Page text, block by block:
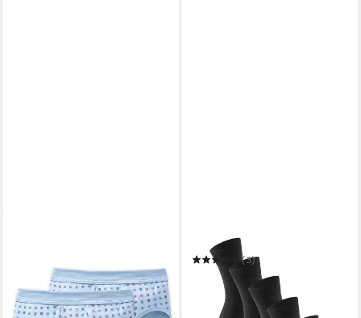
Socken Bluebird
(3)
19,99 €
24,95 €
(4,00 €/ 1 Stk)